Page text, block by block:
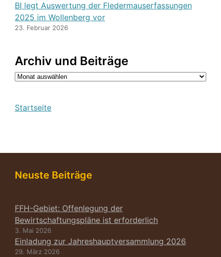
BI legt Auswertung der Fledermauserfassungen
2025 im Wollenberg vor
23. Februar 2026
Archiv und Beiträge
Archiv
Startseite
Neuste Beiträge
FFH-Gebiet: Offenlegung der
Bewirtschaftungspläne ist erforderlich
3. Mai 2026
Einladung zur Jahreshauptversammlung 2026
29. März 2026